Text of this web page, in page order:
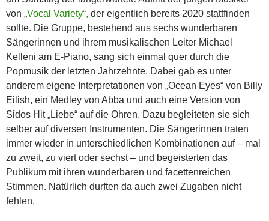
von „Vocal Variety“, der eigentlich bereits 2020 stattfinden
sollte. Die Gruppe, bestehend aus sechs wunderbaren
Sängerinnen und ihrem musikalischen Leiter Michael
Kelleni am E-Piano, sang sich einmal quer durch die
Popmusik der letzten Jahrzehnte. Dabei gab es unter
anderem eigene Interpretationen von „Ocean Eyes“ von Billy
Eilish, ein Medley von Abba und auch eine Version von
Sidos Hit „Liebe“ auf die Ohren. Dazu begleiteten sie sich
selber auf diversen Instrumenten. Die Sängerinnen traten
immer wieder in unterschiedlichen Kombinationen auf – mal
zu zweit, zu viert oder sechst – und begeisterten das
Publikum mit ihren wunderbaren und facettenreichen
Stimmen. Natürlich durften da auch zwei Zugaben nicht
fehlen.